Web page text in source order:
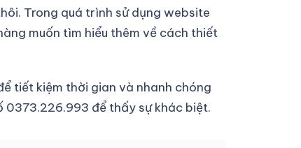
Trong quá trình sử dụng website
muốn tìm hiểu thêm về cách thiết
tiết kiệm thời gian và nhanh chóng
0373.226.993 để thấy sự khác biệt.